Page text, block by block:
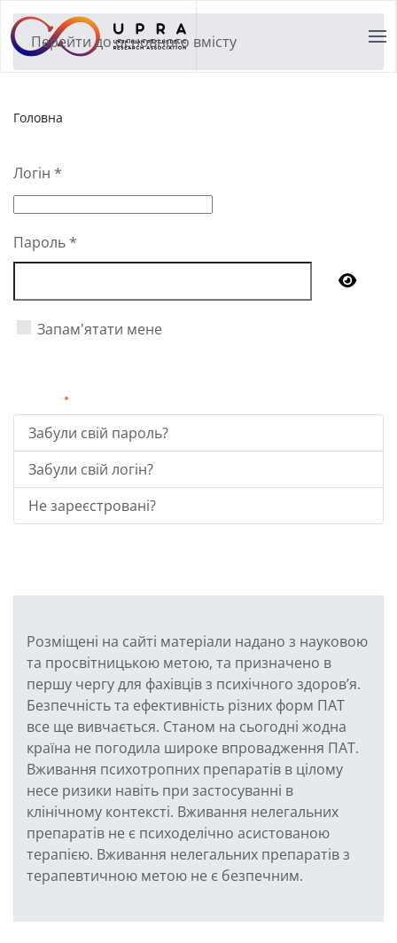
Перейти до основного вмісту
Головна
Логін *
Пароль *
Запам'ятати мене
Забули свій пароль?
Забули свій логін?
Не зареєстровані?
Розміщені на сайті матеріали надано з науковою
та просвітницькою метою, та призначено в
першу чергу для фахівців з психічного здоров’я.
Безпечність та ефективність різних форм ПАТ
все ще вивчається. Станом на сьогодні жодна
країна не погодила широке впровадження ПАТ.
Вживання психотропних препаратів в цілому
несе ризики навіть при застосуванні в
клінічному контексті. Вживання нелегальних
препаратів не є психоделічно асистованою
терапією. Вживання нелегальних препаратів з
терапевтичною метою не є безпечним.